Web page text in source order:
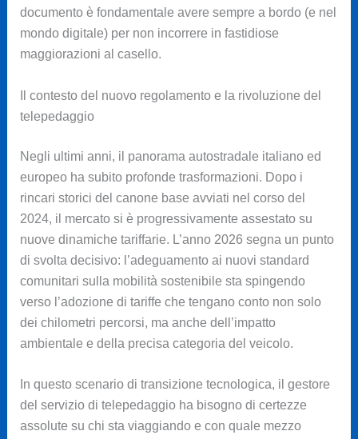
documento è fondamentale avere sempre a bordo (e nel
mondo digitale) per non incorrere in fastidiose
maggiorazioni al casello.
Il contesto del nuovo regolamento e la rivoluzione del
telepedaggio
Negli ultimi anni, il panorama autostradale italiano ed
europeo ha subito profonde trasformazioni. Dopo i
rincari storici del canone base avviati nel corso del
2024, il mercato si è progressivamente assestato su
nuove dinamiche tariffarie. L’anno 2026 segna un punto
di svolta decisivo: l’adeguamento ai nuovi standard
comunitari sulla mobilità sostenibile sta spingendo
verso l’adozione di tariffe che tengano conto non solo
dei chilometri percorsi, ma anche dell’impatto
ambientale e della precisa categoria del veicolo.
In questo scenario di transizione tecnologica, il gestore
del servizio di telepedaggio ha bisogno di certezze
assolute su chi sta viaggiando e con quale mezzo